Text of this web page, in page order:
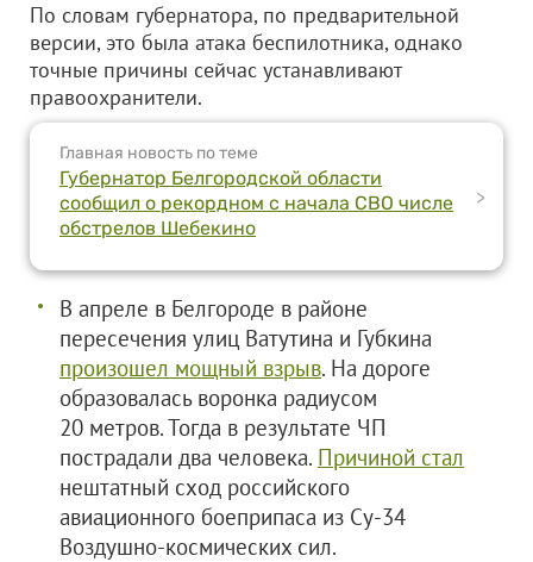
По словам губернатора, по предварительной
версии, это была атака беспилотника, однако
точные причины сейчас устанавливают
правоохранители.
Главная новость по теме
Губернатор Белгородской области
сообщил о рекордном с начала СВО числе
обстрелов Шебекино
>
В апреле в Белгороде в районе
пересечения улиц Ватутина и Губкина
произошел мощный взрыв. На дороге
образовалась воронка радиусом
20 метров. Тогда в результате ЧП
пострадали два человека. Причиной стал
нештатный сход российского
авиационного боеприпаса из Су-34
Воздушно-космических сил.